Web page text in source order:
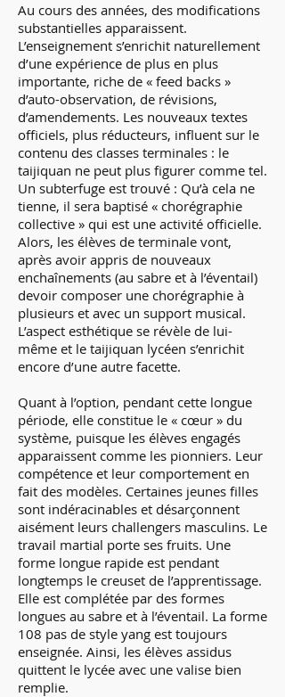
Au cours des années, des modifications
substantielles apparaissent.
L’enseignement s’enrichit naturellement
d’une expérience de plus en plus
importante, riche de « feed backs »
d’auto-observation, de révisions,
d’amendements. Les nouveaux textes
officiels, plus réducteurs, influent sur le
contenu des classes terminales : le
taijiquan ne peut plus figurer comme tel.
Un subterfuge est trouvé : Qu’à cela ne
tienne, il sera baptisé « chorégraphie
collective » qui est une activité officielle.
Alors, les élèves de terminale vont,
après avoir appris de nouveaux
enchaînements (au sabre et à l’éventail)
devoir composer une chorégraphie à
plusieurs et avec un support musical.
L’aspect esthétique se révèle de lui-
même et le taijiquan lycéen s’enrichit
encore d’une autre facette.
Quant à l’option, pendant cette longue
période, elle constitue le « cœur » du
système, puisque les élèves engagés
apparaissent comme les pionniers. Leur
compétence et leur comportement en
fait des modèles. Certaines jeunes filles
sont indéracinables et désarçonnent
aisément leurs challengers masculins. Le
travail martial porte ses fruits. Une
forme longue rapide est pendant
longtemps le creuset de l’apprentissage.
Elle est complétée par des formes
longues au sabre et à l’éventail. La forme
108 pas de style yang est toujours
enseignée. Ainsi, les élèves assidus
quittent le lycée avec une valise bien
remplie.